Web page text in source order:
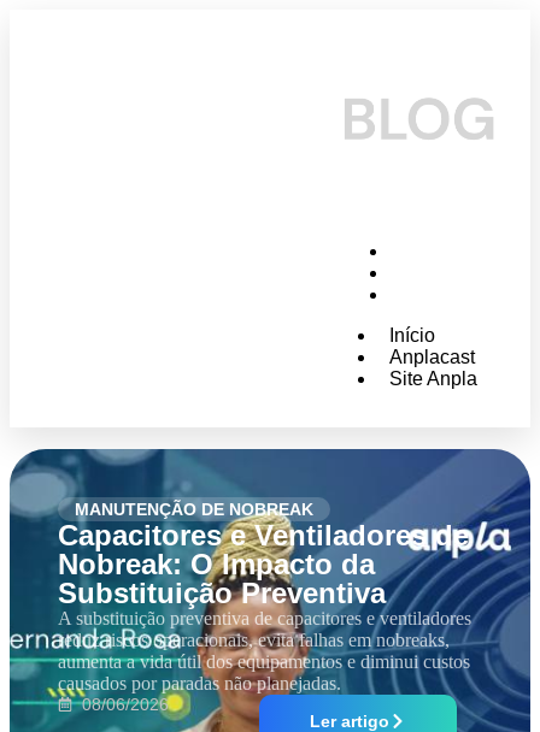
Início
Anplacast
Site Anpla
MANUTENÇÃO DE NOBREAK
Capacitores e Ventiladores de
Nobreak: O Impacto da
Substituição Preventiva
A substituição preventiva de capacitores e ventiladores
reduz riscos operacionais, evita falhas em nobreaks,
aumenta a vida útil dos equipamentos e diminui custos
causados por paradas não planejadas.
08/06/2026
Ler artigo